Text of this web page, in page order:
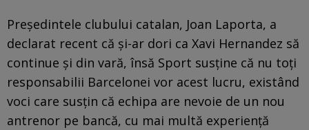
Preşedintele clubului catalan, Joan Laporta, a
declarat recent că şi-ar dori ca Xavi Hernandez să
continue şi din vară, însă Sport susţine că nu toţi
responsabilii Barcelonei vor acest lucru, existând
voci care susţin că echipa are nevoie de un nou
antrenor pe bancă, cu mai multă experienţă